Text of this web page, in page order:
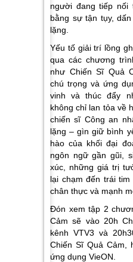
người đang tiếp nối
bằng sự tận tụy,
lặng.
Yếu tố giải trí lồng
qua các chương
như Chiến Sĩ Quả
chú trọng và ứng
vinh và thúc đẩy
không chỉ lan tỏa về
chiến sĩ Công an
lặng – gìn giữ bình
hào của khối đại
ngôn ngữ gần gũi,
xúc, những giá trị
lại chạm đến trái
chân thực và mạnh
Đón xem tập 2
Cảm sẽ vào 20h
kênh VTV3 và
Chiến Sĩ Quả Cảm,
ứng dụng VieON.